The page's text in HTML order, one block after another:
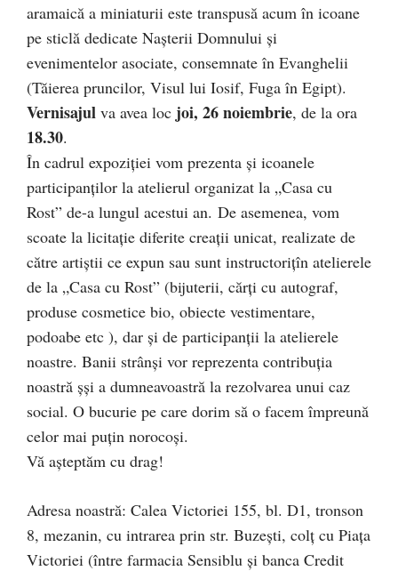
aramaică a miniaturii este transpusă acum în icoane
pe sticlă dedicate Naşterii Domnului şi
evenimentelor asociate, consemnate în Evanghelii
(Tăierea pruncilor, Visul lui Iosif, Fuga în Egipt).
Vernisajul va avea loc joi, 26 noiembrie, de la ora
18.30.
În cadrul expoziţiei vom prezenta şi icoanele
participanţilor la atelierul organizat la „Casa cu
Rost” de-a lungul acestui an. De asemenea, vom
scoate la licitaţie diferite creaţii unicat, realizate de
către artiştii ce expun sau sunt instructorițîn atelierele
de la „Casa cu Rost” (bijuterii, cărţi cu autograf,
produse cosmetice bio, obiecte vestimentare,
podoabe etc ), dar şi de participanţii la atelierele
noastre. Banii strânşi vor reprezenta contribuţia
noastră șşi a dumneavoastră la rezolvarea unui caz
social. O bucurie pe care dorim să o facem împreună
celor mai puţin norocoşi.
Vă aşteptăm cu drag!
Adresa noastră: Calea Victoriei 155, bl. D1, tronson
8, mezanin, cu intrarea prin str. Buzeşti, colţ cu Piaţa
Victoriei (între farmacia Sensiblu şi banca Credit